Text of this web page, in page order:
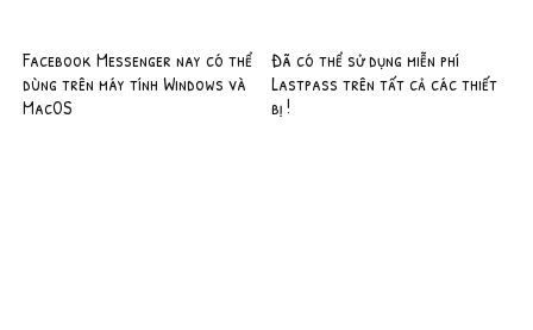
Facebook Messenger nay có thể
dùng trên máy tính Windows và
MacOS
Đã có thể sử dụng miễn phí
Lastpass trên tất cả các thiết
bị !